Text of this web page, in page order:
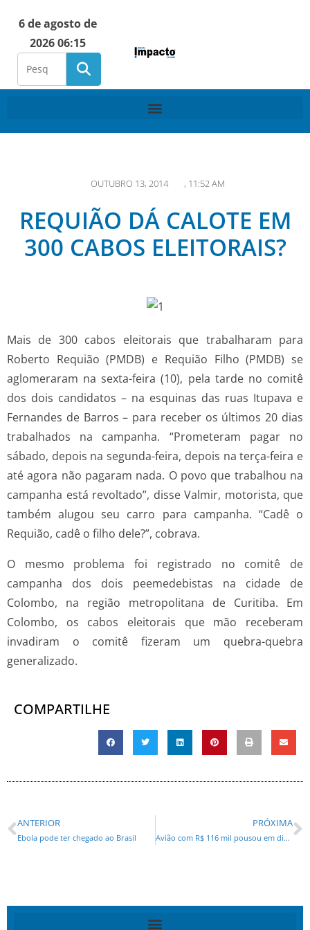
6 de agosto de
2026 06:15
OUTUBRO 13, 2014 , 11:52 AM
REQUIÃO DÁ CALOTE EM
300 CABOS ELEITORAIS?
Mais de 300 cabos eleitorais que trabalharam para
Roberto Requião (PMDB) e Requião Filho (PMDB) se
aglomeraram na sexta-feira (10), pela tarde no comitê
dos dois candidatos – na esquinas das ruas Itupava e
Fernandes de Barros – para receber os últimos 20 dias
trabalhados na campanha. “Prometeram pagar no
sábado, depois na segunda-feira, depois na terça-feira e
até agora não pagaram nada. O povo que trabalhou na
campanha está revoltado”, disse Valmir, motorista, que
também alugou seu carro para campanha. “Cadê o
Requião, cadê o filho dele?”, cobrava.
O mesmo problema foi registrado no comitê de
campanha dos dois peemedebistas na cidade de
Colombo, na região metropolitana de Curitiba. Em
Colombo, os cabos eleitorais que mão receberam
invadiram o comitê fizeram um quebra-quebra
generalizado.
COMPARTILHE
ANTERIOR
Ebola pode ter chegado ao Brasil
PRÓXIMA
Avião com R$ 116 mil pousou em dia de evento de Dilma e Pimentel em Minas